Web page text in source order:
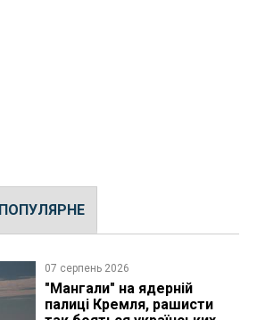
ПОПУЛЯРНЕ
07 серпень 2026
"Мангали" на ядерній
палиці Кремля, рашисти